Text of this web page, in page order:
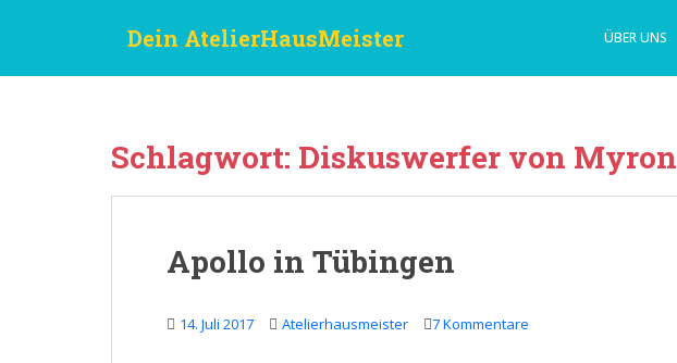
Dein AtelierHausMeister ÜBER UNS
Schlagwort: Diskuswerfer von Myron
Apollo in Tübingen
14. Juli 2017 Atelierhausmeister 7 Kommentare